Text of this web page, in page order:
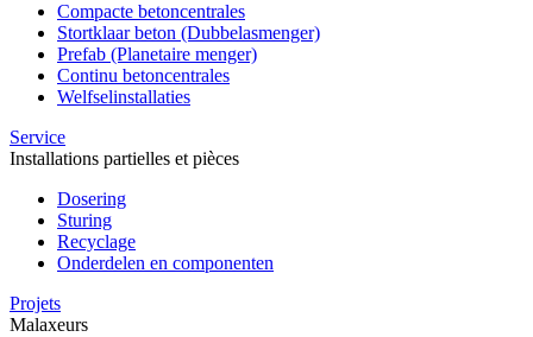
Compacte betoncentrales
Stortklaar beton (Dubbelasmenger)
Prefab (Planetaire menger)
Continu betoncentrales
Welfselinstallaties
Service
Installations partielles et pièces
Dosering
Sturing
Recyclage
Onderdelen en componenten
Projets
Malaxeurs